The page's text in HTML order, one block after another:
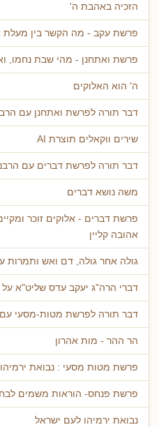
הזכיה באהבת ה'
פרשת עקב - מה הקשר בין מעלת
פרשת ואתחנן - מהי שבת נחמו,
ה' הוא האלוקים
דבר תורה לפרשת ואתחנן עם
שירים ווקאלים תוצרת AI
דבר תורה לפרשת דברים עם
משה נושא דברים
פרשת דברים - אלוקים זוכר
אהובה קליין
גולה אחר גולה, דם ואש ותמרות
דברי הרה"ג יעקב עדס שליט"א
דבר תורה לפרשת מטות-מסעי עם
הר ההר - מות אהרון
פרשת מטות מסעי : נבואת
פרשת פנחס- הוראות משמים
נבואת ירמיהו לעם ישראל